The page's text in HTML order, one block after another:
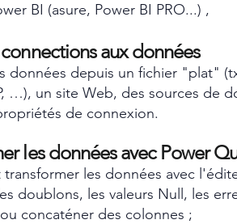
BI (asure, Power BI PRO...) ,
aux données
données depuis un fichier "plat"
…), un site Web, des sources de
de connexion.
les données avec Power
les données avec
doublons, les valeurs Null, les
concaténer des colonnes ;